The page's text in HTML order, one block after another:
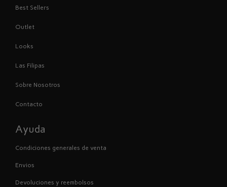
Best Sellers
Outlet
Looks
Las Filipas
Sobre Nosotros
Contacto
Ayuda
Condiciones generales de venta
Envios
Devoluciones y reembolsos